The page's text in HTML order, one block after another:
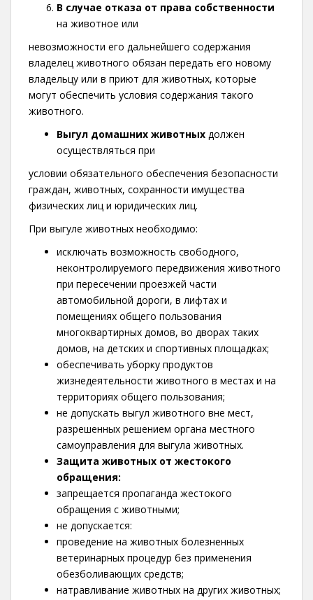
В случае отказа от права собственности
на животное или
невозможности его дальнейшего содержания
владелец животного обязан передать его новому
владельцу или в приют для животных, которые
могут обеспечить условия содержания такого
животного.
Выгул домашних животных должен
осуществляться при
условии обязательного обеспечения безопасности
граждан, животных, сохранности имущества
физических лиц и юридических лиц.
При выгуле животных необходимо:
исключать возможность свободного,
неконтролируемого передвижения животного
при пересечении проезжей части
автомобильной дороги, в лифтах и
помещениях общего пользования
многоквартирных домов, во дворах таких
домов, на детских и спортивных площадках;
обеспечивать уборку продуктов
жизнедеятельности животного в местах и на
территориях общего пользования;
не допускать выгул животного вне мест,
разрешенных решением органа местного
самоуправления для выгула животных.
Защита животных от жестокого
обращения:
запрещается пропаганда жестокого
обращения с животными;
не допускается:
проведение на животных болезненных
ветеринарных процедур без применения
обезболивающих средств;
натравливание животных на других животных;